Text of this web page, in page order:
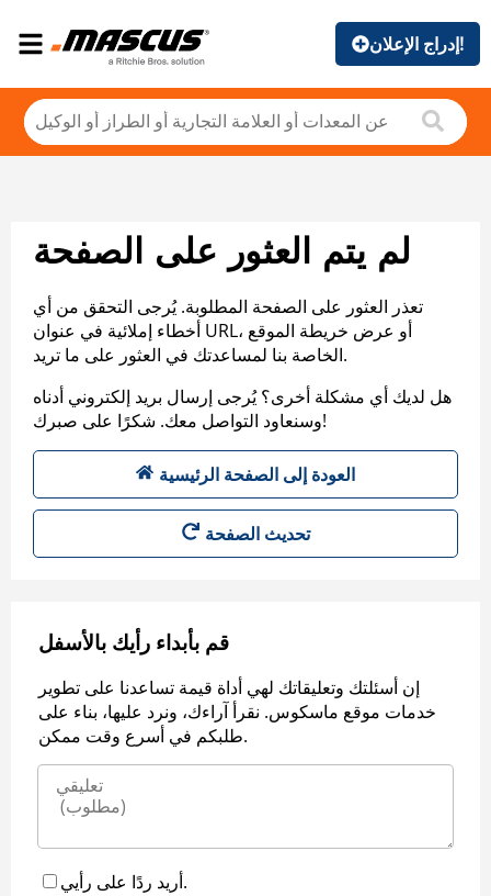
إدراج الإعلان!
لم يتم العثور على الصفحة
تعذر العثور على الصفحة المطلوبة. يُرجى التحقق من أي
أخطاء إملائية في عنوان URL، أو عرض خريطة الموقع
الخاصة بنا لمساعدتك في العثور على ما تريد.
هل لديك أي مشكلة أخرى؟ يُرجى إرسال بريد إلكتروني أدناه
وسنعاود التواصل معك. شكرًا على صبرك!
العودة إلى الصفحة الرئيسية
تحديث الصفحة
قم بأبداء رأيك بالأسفل
إن أسئلتك وتعليقاتك لهي أداة قيمة تساعدنا على تطوير
خدمات موقع ماسكوس. نقرأ آراءك، ونرد عليها، بناء على
طلبكم في أسرع وقت ممكن.
أريد ردًا على رأيي.